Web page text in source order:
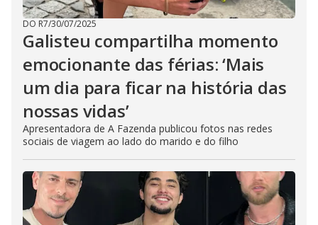
DO R7/30/07/2025
Galisteu compartilha momento
emocionante das férias: ‘Mais
um dia para ficar na história das
nossas vidas’
Apresentadora de A Fazenda publicou fotos nas redes
sociais de viagem ao lado do marido e do filho